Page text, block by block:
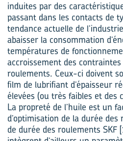
induites par des
passant dans les contacts de
tendance actuelle de
abaisser la consommation
températures de
accroissement des
roulements. Ceux-ci doivent
film de lubrifiant d’épaisseur
élevées (ou très faibles et des
La propreté de l’huile est un
d’optimisation de la durée
de durée des roulements SKF